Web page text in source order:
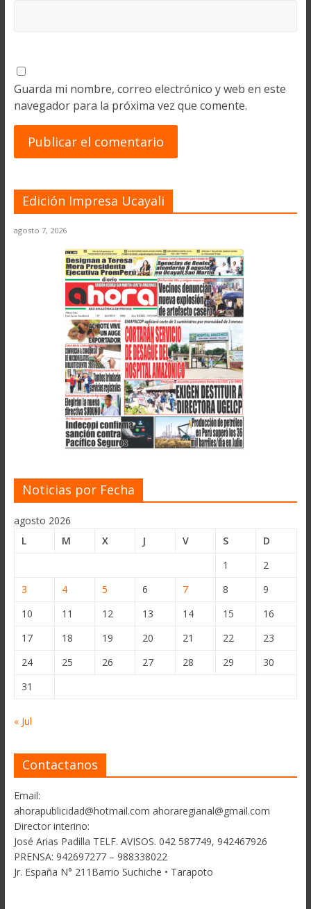
Guarda mi nombre, correo electrónico y web en este
navegador para la próxima vez que comente.
Edición Impresa Ucayali
agosto 7, 2026
Noticias por Fecha
agosto 2026
L
M X J V S
D
1
2
3
4 5 6 7 8
9
10
11 12 13 14 15
16
17
18 19 20 21 22
23
24
25 26 27 28 29
30
31
« Jul
Contactanos
Email:
ahorapublicidad@hotmail.com ahoraregianal@gmail.com
Director interino:
José Arias Padilla TELF. AVISOS. 042 587749, 942467926
PRENSA: 942697277 – 988338022
Jr. España N° 211Barrio Suchiche • Tarapoto